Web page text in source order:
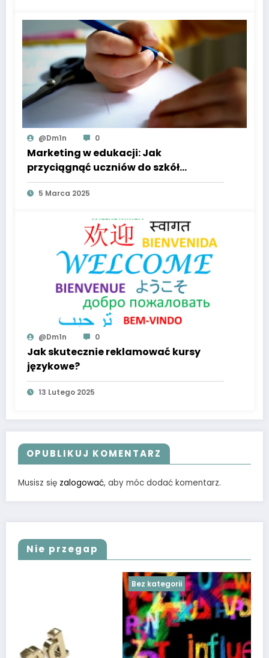
@dm1n 0
Marketing w edukacji: Jak
przyciągnąć uczniów do szkół
prywatnych?
5 Marca 2025
@dm1n 0
Jak skutecznie reklamować kursy
językowe?
13 Lutego 2025
OPUBLIKUJ KOMENTARZ
Musisz się zalogować, aby móc dodać komentarz.
Nie przegap